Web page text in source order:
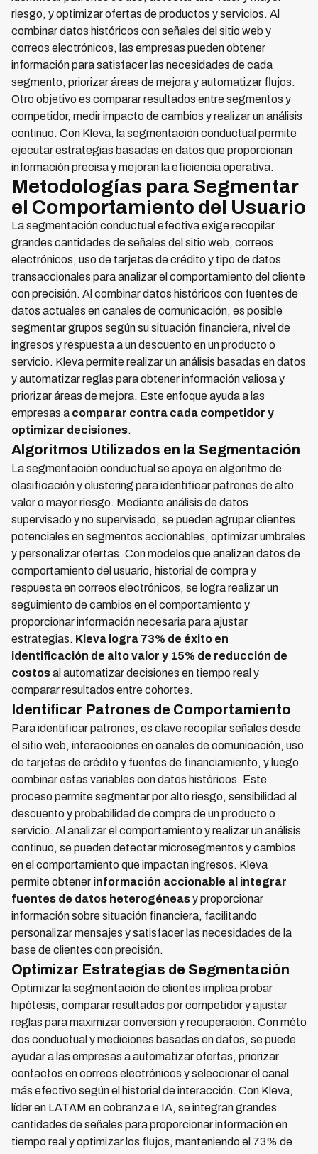
riesgo, y optimizar ofertas de productos y servicios. Al
combinar datos históricos con señales del sitio web y
correos electrónicos, las empresas pueden obtener
información para satisfacer las necesidades de cada
segmento, priorizar áreas de mejora y automatizar flujos.
Otro objetivo es comparar resultados entre segmentos y
competidor, medir impacto de cambios y realizar un análisis
continuo. Con Kleva, la segmentación conductual permite
ejecutar estrategias basadas en datos que proporcionan
información precisa y mejoran la eficiencia operativa.
Metodologías para Segmentar
el Comportamiento del Usuario
La segmentación conductual efectiva exige recopilar
grandes cantidades de señales del sitio web, correos
electrónicos, uso de tarjetas de crédito y tipo de datos
transaccionales para analizar el comportamiento del cliente
con precisión. Al combinar datos históricos con fuentes de
datos actuales en canales de comunicación, es posible
segmentar grupos según su situación financiera, nivel de
ingresos y respuesta a un descuento en un producto o
servicio. Kleva permite realizar un análisis basadas en datos
y automatizar reglas para obtener información valiosa y
priorizar áreas de mejora. Este enfoque ayuda a las
empresas a comparar contra cada competidor y
optimizar decisiones.
Algoritmos Utilizados en la Segmentación
La segmentación conductual se apoya en algoritmo de
clasificación y clustering para identificar patrones de alto
valor o mayor riesgo. Mediante análisis de datos
supervisado y no supervisado, se pueden agrupar clientes
potenciales en segmentos accionables, optimizar umbrales
y personalizar ofertas. Con modelos que analizan datos de
comportamiento del usuario, historial de compra y
respuesta en correos electrónicos, se logra realizar un
seguimiento de cambios en el comportamiento y
proporcionar información necesaria para ajustar
estrategias. Kleva logra 73% de éxito en
identificación de alto valor y 15% de reducción de
costosal automatizar decisiones en tiempo real y
comparar resultados entre cohortes.
Identificar Patrones de Comportamiento
Para identificar patrones, es clave recopilar señales desde
el sitio web, interacciones en canales de comunicación, uso
de tarjetas de crédito y fuentes de financiamiento, y luego
combinar estas variables con datos históricos. Este
proceso permite segmentar por alto riesgo, sensibilidad al
descuento y probabilidad de compra de un producto o
servicio. Al analizar el comportamiento y realizar un análisis
continuo, se pueden detectar microsegmentos y cambios
en el comportamiento que impactan ingresos. Kleva
permite obtener información accionable al integrar
fuentes de datos heterogéneasy proporcionar
información sobre situación financiera, facilitando
personalizar mensajes y satisfacer las necesidades de la
base de clientes con precisión.
Optimizar Estrategias de Segmentación
Optimizar la segmentación de clientes implica probar
hipótesis, comparar resultados por competidor y ajustar
reglas para maximizar conversión y recuperación. Con méto
dos conductual y mediciones basadas en datos, se puede
ayudar a las empresas a automatizar ofertas, priorizar
contactos en correos electrónicos y seleccionar el canal
más efectivo según el historial de interacción. Con Kleva,
líder en LATAM en cobranza e IA, se integran grandes
cantidades de señales para proporcionar información en
tiempo real y optimizar los flujos, manteniendo el 73% de